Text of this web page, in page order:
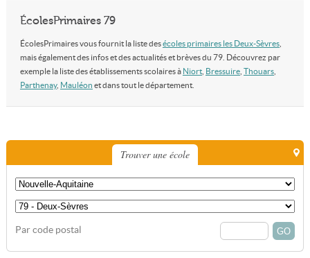
ÉcolesPrimaires 79
ÉcolesPrimaires vous fournit la liste desécoles primaires les Deux-Sèvres,
mais également des infos et des actualités et brèves du 79. Découvrez par
exemple la liste des établissements scolaires à Niort, Bressuire, Thouars,
Parthenay, Mauléon et dans tout le département.
Trouver une école
Par code postal